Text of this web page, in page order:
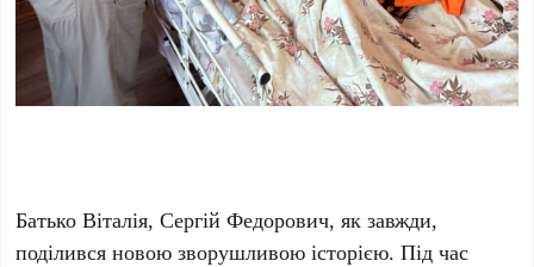
Батько Віталія, Сергій Федорович, як завжди,
поділився новою зворушливою історією. Під час